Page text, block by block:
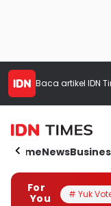
Baca artikel IDN
HomeNews
For
You
# Yuk